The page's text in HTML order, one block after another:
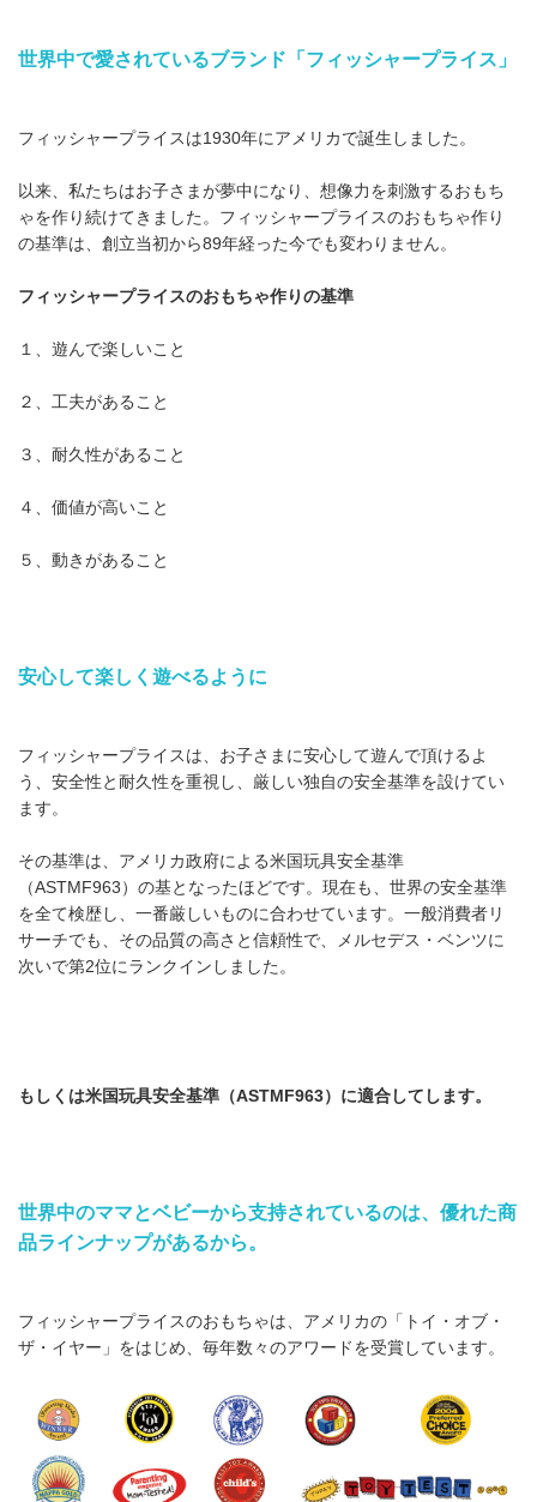
世界中で愛されているブランド「フィッシャープライス」
フィッシャープライスは1930年にアメリカで誕生しました。
以来、私たちはお子さまが夢中になり、想像力を刺激するおもち
ゃを作り続けてきました。フィッシャープライスのおもちゃ作り
の基準は、創立当初から89年経った今でも変わりません。
フィッシャープライスのおもちゃ作りの基準
１、遊んで楽しいこと
２、工夫があること
３、耐久性があること
４、価値が高いこと
５、動きがあること
安心して楽しく遊べるように
フィッシャープライスは、お子さまに安心して遊んで頂けるよ
う、安全性と耐久性を重視し、厳しい独自の安全基準を設けてい
ます。
その基準は、アメリカ政府による米国玩具安全基準
（ASTMF963）の基となったほどです。現在も、世界の安全基準
を全て検歴し、一番厳しいものに合わせています。一般消費者リ
サーチでも、その品質の高さと信頼性で、メルセデス・ベンツに
次いで第2位にランクインしました。
もしくは米国玩具安全基準（ASTMF963）に適合してします。
世界中のママとベビーから支持されているのは、優れた商
品ラインナップがあるから。
フィッシャープライスのおもちゃは、アメリカの「トイ・オブ・
ザ・イヤー」をはじめ、毎年数々のアワードを受賞しています。